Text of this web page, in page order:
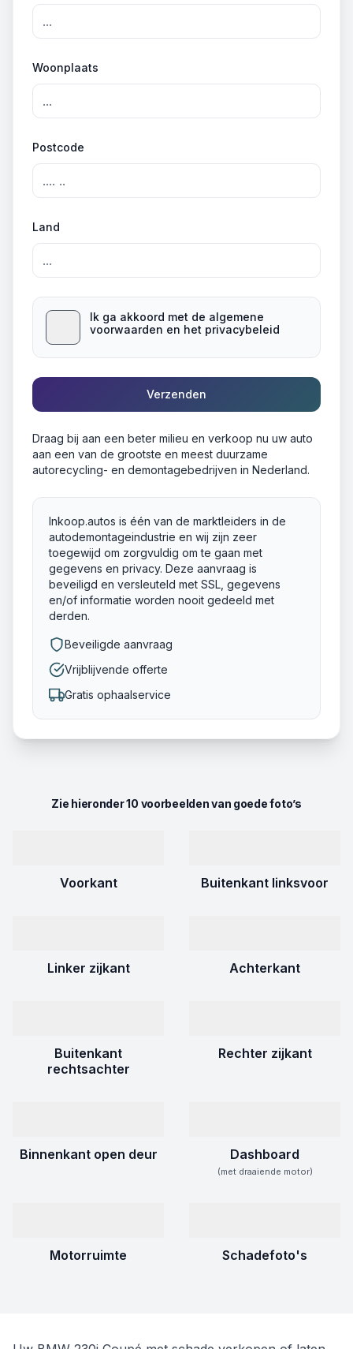
Woonplaats
Postcode
Land
Ik ga akkoord met de algemene
voorwaarden en het privacybeleid
Verzenden
Draag bij aan een beter milieu en verkoop nu uw auto
aan een van de grootste en meest duurzame
autorecycling- en demontagebedrijven in Nederland.
Inkoop.autos is één van de marktleiders in de
autodemontageindustrie en wij zijn zeer
toegewijd om zorgvuldig om te gaan met
gegevens en privacy. Deze aanvraag is
beveiligd en versleuteld met SSL, gegevens
en/of informatie worden nooit gedeeld met
derden.
Beveiligde aanvraag
Vrijblijvende offerte
Gratis ophaalservice
Zie hieronder 10 voorbeelden van goede foto’s
Voorkant Buitenkant linksvoor
Linker zijkant Achterkant
Buitenkant
rechtsachter
Rechter zijkant
Binnenkant open deur Dashboard
(met draaiende motor)
Motorruimte Schadefoto's